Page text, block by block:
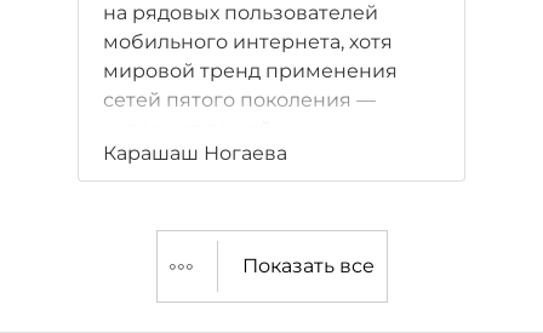
на рядовых пользователей
мобильного интернета, хотя
мировой тренд применения
сетей пятого поколения —
Карашаш Ногаева
Показать все